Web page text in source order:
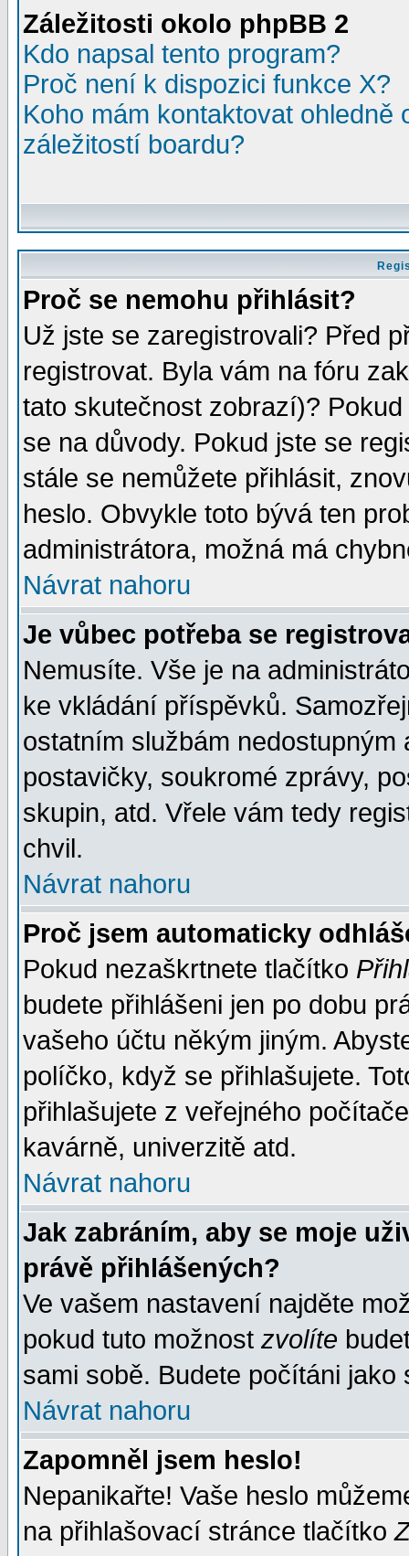
Záležitosti okolo phpBB 2
Kdo napsal tento program?
Proč není k dispozici funkce X?
Koho mám kontaktovat
záležitostí boardu?
Proč se nemohu přihlásit?
Už jste se zaregistrovali? Před
registrovat. Byla vám na fóru
tato skutečnost zobrazí)?
se na důvody. Pokud jste se
stále se nemůžete přihlásit,
heslo. Obvykle toto bývá ten
administrátora, možná má
Návrat nahoru
Je vůbec potřeba se
Nemusíte. Vše je na
ke vkládání příspěvků.
ostatním službám
postavičky, soukromé zprávy,
skupin, atd. Vřele vám tedy
chvil.
Návrat nahoru
Proč jsem automaticky
Pokud nezaškrtnete tlačítko
budete přihlášeni jen po dobu
vašeho účtu někým jiným.
políčko, když se přihlašujete.
přihlašujete z veřejného
kavárně, univerzitě atd.
Návrat nahoru
Jak zabráním, aby se moje
právě přihlášených?
Ve vašem nastavení najděte
pokud tuto možnost zvolíte
sami sobě. Budete počítáni jako
Návrat nahoru
Zapomněl jsem heslo!
Nepanikařte! Vaše heslo
na přihlašovací stránce tlačítko